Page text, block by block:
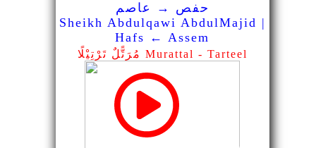
حفص → عاصم
Sheikh Abdulqawi AbdulMajid |
Hafs ← Assem
مُرَتًّلٌ تَرْتِيْلًا Murattal - Tarteel